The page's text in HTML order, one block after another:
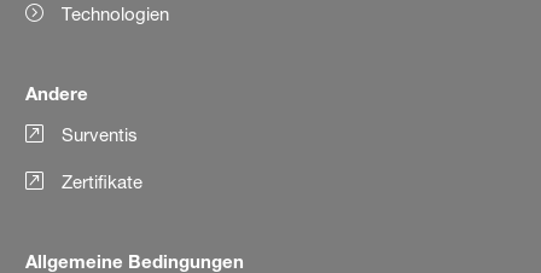
Technologien
Andere
Surventis
Zertifikate
Allgemeine Bedingungen